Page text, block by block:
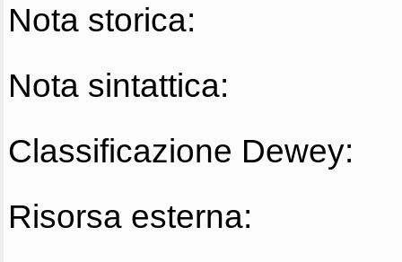
Nota storica:
Nota sintattica:
Classificazione Dewey:
Risorsa esterna: